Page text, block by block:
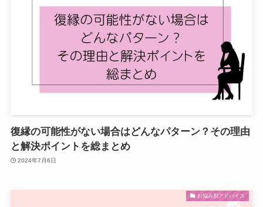
復縁の可能性がない場合はどんなパターン？その理由
と解決ポイントを総まとめ
2024年7月6日
お悩み別アドバイス